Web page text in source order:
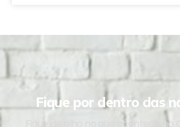
Fique por dentro das
Fique de olho no que acontece no